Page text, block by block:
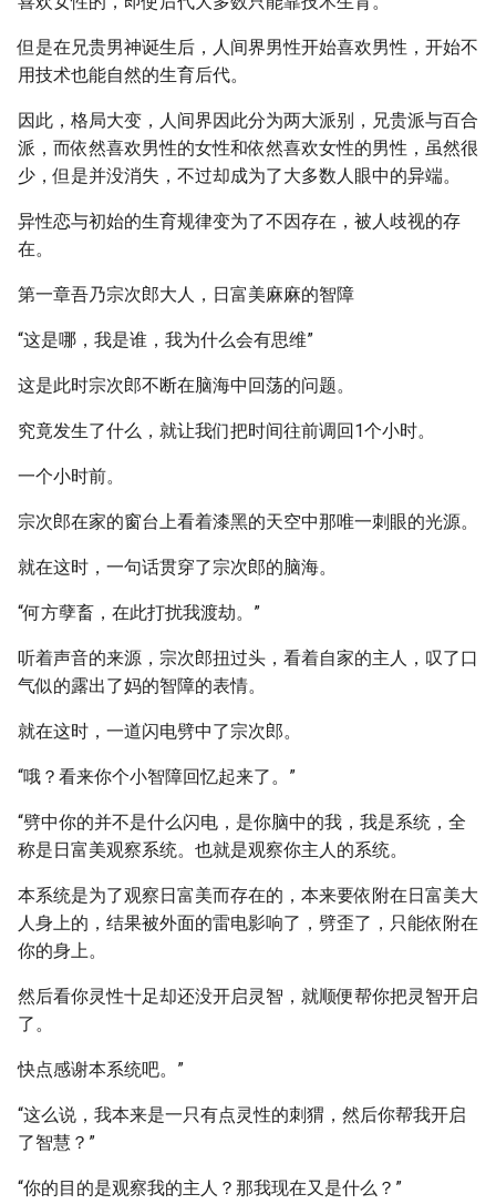
但是在兄贵男神诞生后，人间界男性开始喜欢男性，开始不
用技术也能自然的生育后代。
因此，格局大变，人间界因此分为两大派别，兄贵派与百合
派，而依然喜欢男性的女性和依然喜欢女性的男性，虽然很
少，但是并没消失，不过却成为了大多数人眼中的异端。
异性恋与初始的生育规律变为了不因存在，被人歧视的存
在。
第一章吾乃宗次郎大人，日富美麻麻的智障
“这是哪，我是谁，我为什么会有思维”
这是此时宗次郎不断在脑海中回荡的问题。
究竟发生了什么，就让我们把时间往前调回1个小时。
一个小时前。
宗次郎在家的窗台上看着漆黑的天空中那唯一刺眼的光源。
就在这时，一句话贯穿了宗次郎的脑海。
“何方孽畜，在此打扰我渡劫。”
听着声音的来源，宗次郎扭过头，看着自家的主人，叹了口
气似的露出了妈的智障的表情。
就在这时，一道闪电劈中了宗次郎。
“哦？看来你个小智障回忆起来了。”
“劈中你的并不是什么闪电，是你脑中的我，我是系统，全
称是日富美观察系统。也就是观察你主人的系统。
本系统是为了观察日富美而存在的，本来要依附在日富美大
人身上的，结果被外面的雷电影响了，劈歪了，只能依附在
你的身上。
然后看你灵性十足却还没开启灵智，就顺便帮你把灵智开启
了。
快点感谢本系统吧。”
“这么说，我本来是一只有点灵性的刺猬，然后你帮我开启
了智慧？”
“你的目的是观察我的主人？那我现在又是什么？”